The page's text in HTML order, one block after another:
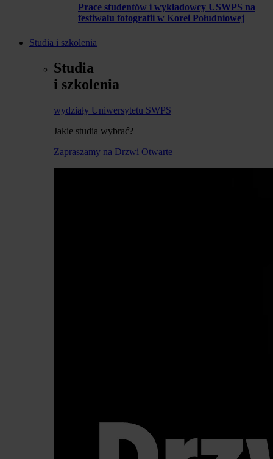
Prace studentów i wykładowcy USWPS na
festiwalu fotografii w Korei Południowej
Studia i szkolenia
Studia
i szkolenia
wydziały Uniwersytetu SWPS
Jakie studia wybrać?
Zapraszamy na Drzwi Otwarte